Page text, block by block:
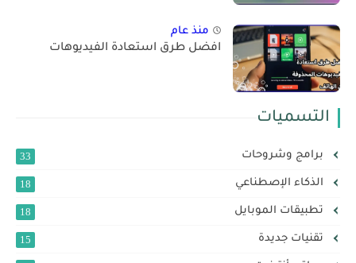
منذ عام
افضل طرق استعادة الفيديوهات
التسميات
برامج وشروحات 33
الذكاء اﻹصطناعي 18
تطبيقات الموبايل 18
تقنيات جديدة 15